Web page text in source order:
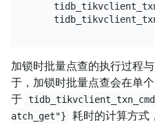
加锁时批量点查的执行过程与
于，加锁时批量点查会在单
于
atch_get"}
耗时的计算方式